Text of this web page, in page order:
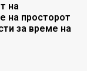
на
на просторот
за време на